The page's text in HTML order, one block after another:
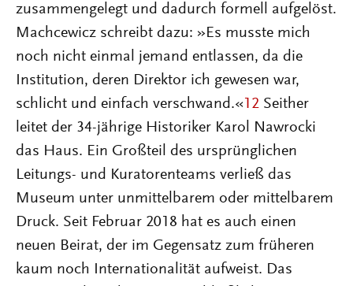
zusammengelegt und dadurch formell aufgelöst.
Machcewicz schreibt dazu: »Es musste mich
noch nicht einmal jemand entlassen, da die
Institution, deren Direktor ich gewesen war,
schlicht und einfach verschwand.«12 Seither
leitet der 34-jährige Historiker Karol Nawrocki
das Haus. Ein Großteil des ursprünglichen
Leitungs- und Kuratorenteams verließ das
Museum unter unmittelbarem oder mittelbarem
Druck. Seit Februar 2018 hat es auch einen
neuen Beirat, der im Gegensatz zum früheren
kaum noch Internationalität aufweist. Das